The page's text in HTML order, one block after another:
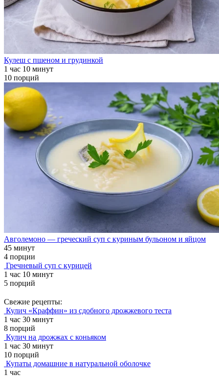
Кулеш с пшеном и грудинкой
1 час 10 минут
10 порций
Авголемоно — греческий суп с куриным бульоном и яйцом
45 минут
4 порции
Гречневый суп с курицей
1 час 10 минут
5 порций
Свежие рецепты:
Кулич «Краффин» из сдобного дрожжевого теста
1 час 30 минут
8 порций
Кулич на дрожжах с коньяком
1 час 30 минут
10 порций
Купаты домашние в натуральной оболочке
1 час